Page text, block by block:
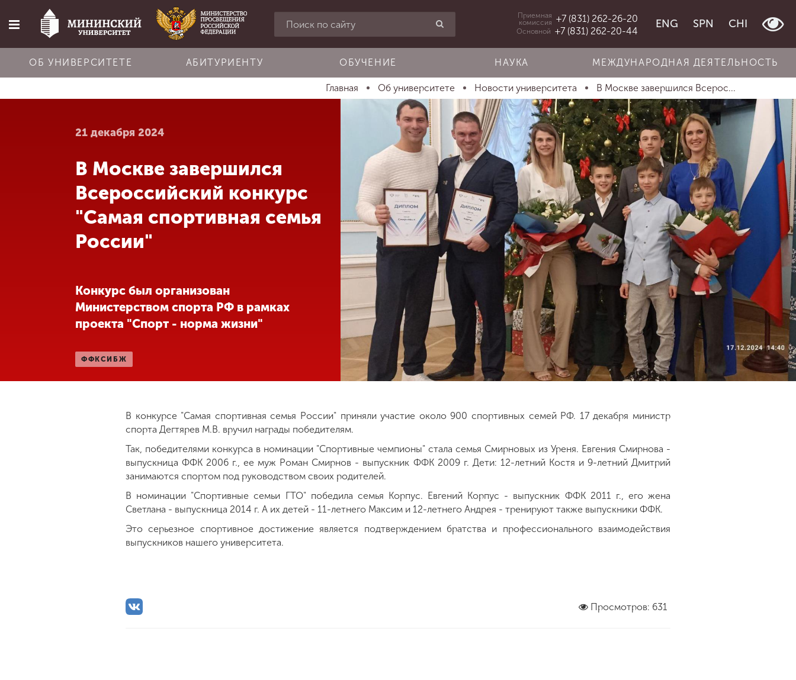
Главная
Об университете
Абитуриенту
Обучение
Международная
деятельность
Приемная
комиссия +7 (831) 262-26-20
Основной +7 (831) 262-20-44
ENG SPN CHI
ОБ УНИВЕРСИТЕТЕ АБИТУРИЕНТУ ОБУЧЕНИЕ НАУКА МЕЖДУНАРОДНАЯ ДЕЯТЕЛЬНОСТЬ
Главная Об университете Новости университета В Москве завершился Всерос...
21 декабря 2024
В Москве завершился
Всероссийский конкурс
"Самая спортивная семья
России"
Конкурс был организован
Министерством спорта РФ в рамках
проекта "Спорт - норма жизни"
ФФКСИБЖ
В конкурсе "Самая спортивная семья России" приняли участие около 900 спортивных семей РФ. 17 декабря министр
спорта Дегтярев М.В. вручил награды победителям.
Так, победителями конкурса в номинации "Спортивные чемпионы" стала семья Смирновых из Уреня. Евгения Смирнова -
выпускница ФФК 2006 г., ее муж Роман Смирнов - выпускник ФФК 2009 г. Дети: 12-летний Костя и 9-летний Дмитрий
занимаются спортом под руководством своих родителей.
В номинации "Спортивные семьи ГТО" победила семья Корпус. Евгений Корпус - выпускник ФФК 2011 г., его жена
Светлана - выпускница 2014 г. А их детей - 11-летнего Максим и 12-летнего Андрея - тренируют также выпускники ФФК.
Это серьезное спортивное достижение является подтверждением братства и профессионального взаимодействия
выпускников нашего университета.
Просмотров: 631